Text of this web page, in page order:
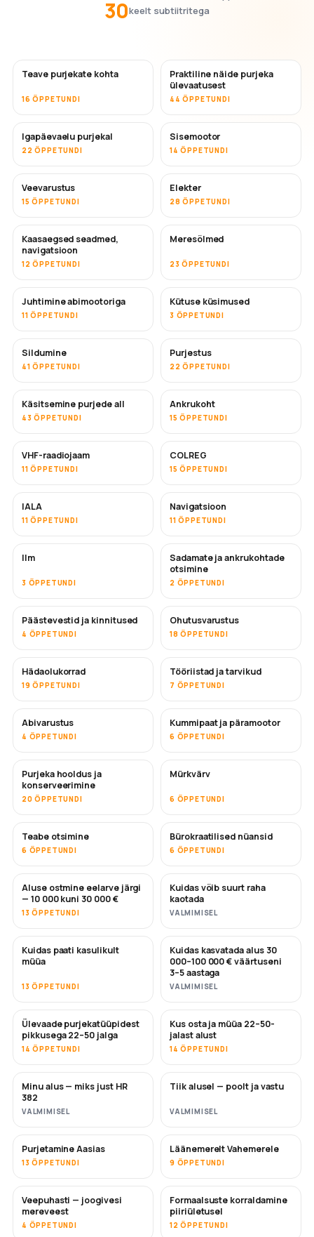
30keelt subtiitritega
Teave purjekate kohta
16 ÕPPETUNDI
Praktiline näide purjeka
ülevaatusest
44 ÕPPETUNDI
Igapäevaelu purjekal
22 ÕPPETUNDI
Sisemootor
14 ÕPPETUNDI
Veevarustus
15 ÕPPETUNDI
Elekter
28 ÕPPETUNDI
Kaasaegsed seadmed,
navigatsioon
12 ÕPPETUNDI
Meresõlmed
23 ÕPPETUNDI
Juhtimine abimootoriga
11 ÕPPETUNDI
Kütuse küsimused
3 ÕPPETUNDI
Sildumine
41 ÕPPETUNDI
Purjestus
22 ÕPPETUNDI
Käsitsemine purjede all
43 ÕPPETUNDI
Ankrukoht
15 ÕPPETUNDI
VHF-raadiojaam
11 ÕPPETUNDI
COLREG
15 ÕPPETUNDI
IALA
11 ÕPPETUNDI
Navigatsioon
11 ÕPPETUNDI
Ilm
3 ÕPPETUNDI
Sadamate ja ankrukohtade
otsimine
2 ÕPPETUNDI
Päästevestid ja kinnitused
4 ÕPPETUNDI
Ohutusvarustus
18 ÕPPETUNDI
Hädaolukorrad
19 ÕPPETUNDI
Tööriistad ja tarvikud
7 ÕPPETUNDI
Abivarustus
4 ÕPPETUNDI
Kummipaat ja päramootor
6 ÕPPETUNDI
Purjeka hooldus ja
konserveerimine
20 ÕPPETUNDI
TULEMAS
Mürkvärv
6 ÕPPETUNDI
Teabe otsimine
6 ÕPPETUNDI
Bürokraatilised nüansid
6 ÕPPETUNDI
TULEMAS
Aluse ostmine eelarve järgi
— 10 000 kuni 30 000 €
13 ÕPPETUNDI
TULEMAS
Kuidas võib suurt raha
kaotada
VALMIMISEL
UUS
Kuidas paati kasulikult
müüa
13 ÕPPETUNDI
UUS
Kuidas kasvatada alus 30
000–100 000 € väärtuseni
3–5 aastaga
VALMIMISEL
TULEMAS
Ülevaade purjekatüüpidest
pikkusega 22–50 jalga
14 ÕPPETUNDI
TULEMAS
Kus osta ja müüa 22–50-
jalast alust
14 ÕPPETUNDI
TULEMAS
Minu alus — miks just HR
382
VALMIMISEL
TULEMAS
Tiik alusel — poolt ja vastu
VALMIMISEL
TULEMAS
Purjetamine Aasias
13 ÕPPETUNDI
TULEMAS
Läänemerelt Vahemerele
9 ÕPPETUNDI
TULEMAS
Veepuhasti — joogivesi
mereveest
4 ÕPPETUNDI
Formaalsuste korraldamine
piiriületusel
12 ÕPPETUNDI